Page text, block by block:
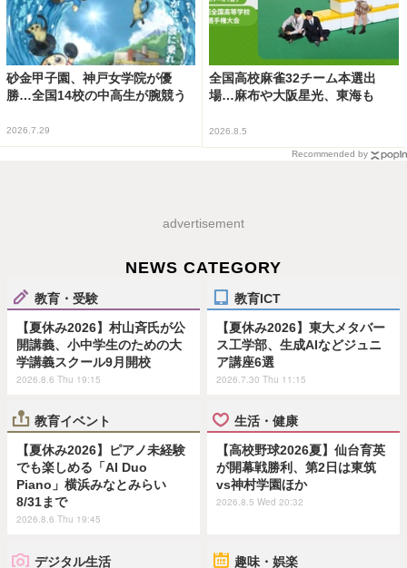
砂金甲子園、神戸女学院が優
勝…全国14校の中高生が腕競う
2026.7.29
全国高校麻雀32チーム本選出
場…麻布や大阪星光、東海も
2026.8.5
Recommended by
advertisement
NEWS CATEGORY
教育・受験
【夏休み2026】村山斉氏が公
開講義、小中学生のための大
学講義スクール9月開校
2026.8.6 Thu 19:15
教育ICT
【夏休み2026】東大メタバー
ス工学部、生成AIなどジュニ
ア講座6選
2026.7.30 Thu 11:15
教育イベント
【夏休み2026】ピアノ未経験
でも楽しめる「AI Duo
Piano」横浜みなとみらい
8/31まで
2026.8.6 Thu 19:45
生活・健康
【高校野球2026夏】仙台育英
が開幕戦勝利、第2日は東筑
vs神村学園ほか
2026.8.5 Wed 20:32
デジタル生活 趣味・娯楽